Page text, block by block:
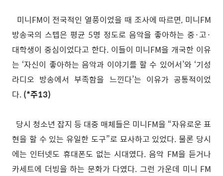
미니FM이 전국적인 열풍이었을 때 조사에 따르면, 미니FM
방송국의 스텝은 평균 5명 정도로 음악을 좋아하는 중·고·
대학생이 중심이었다고 한다. 이들이 미니FM을 개국한 이유
는 ‘자신이 좋아하는 음악과 이야기를 할 수 있어서’와 ‘기성
라디오 방송에서 부족함을 느낀다’는 이유가 공통적이었
다. (*주13)
당시 청소년 잡지 등 대중 매체들은 미니FM을 “자유로운 표
현을 할 수 있는 유일한 도구”로 묘사하고 있었다. 물론 당시
에는 인터넷도 휴대폰도 없는 시대였다. 음악 FM을 듣거나
카세트에 더빙을 하는 문화가 다였다. 그런 가운데 미니 FM